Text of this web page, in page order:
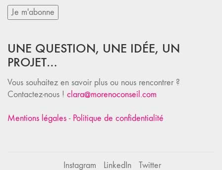
UNE QUESTION, UNE IDÉE, UN
PROJET…
Vous souhaitez en savoir plus ou nous rencontrer ?
Contactez-nous ! clara@morenoconseil.com
Mentions légales - Politique de confidentialité
Instagram LinkedIn Twitter